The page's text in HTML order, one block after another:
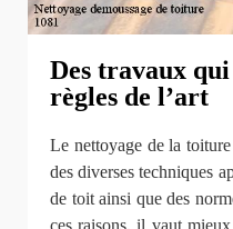
Des travaux qui
règles de l’art
Le nettoyage de la
des diverses techniques
de toit ainsi que des
ces raisons, il vaut